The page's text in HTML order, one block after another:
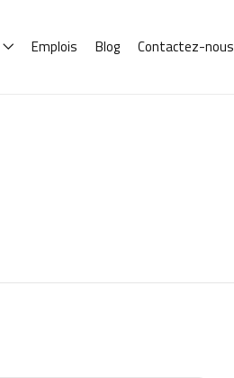
Emplois Blog Contactez-nous